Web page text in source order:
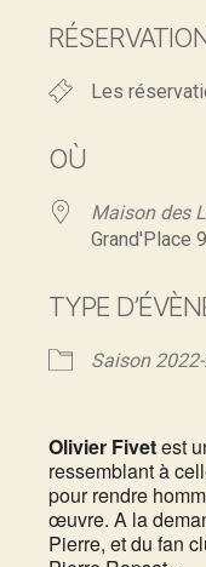
Les
OÙ
Maison des
Grand'Place
TYPE
Saison
Olivier Fivetest
ressemblant à
pour rendre
œuvre. A la
Pierre, et du fan